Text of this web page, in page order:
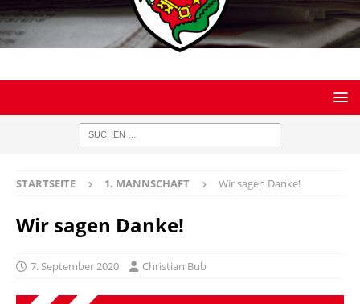
STARTSEITE 1. MANNSCHAFT Wir sagen Danke!
Wir sagen Danke!
7. September 2020 Christian Bub